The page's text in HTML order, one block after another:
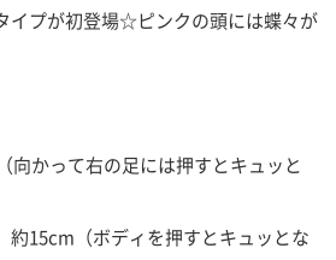
イプが初登場☆ピンクの頭には蝶々が
向かって右の足には押すとキュッと
約15cm（ボディを押すとキュッとな